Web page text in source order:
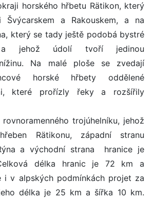
horského hřbetu Rätikon, který
a Rakouskem, a na
který se tady ještě podobá bystré
jehož údolí tvoří jedinou
Na malé ploše se zvedají
horské hřbety oddělené
které prořízly řeky a rozšířily
trojúhelníku, jehož
Rätikonu, západní stranu
a východní strana ­ hranice je
délka hranic je 72 km a
i v alpských podmínkách projet za
délka je 25 km a šířka 10 km.